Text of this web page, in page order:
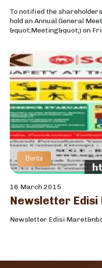
To notified the
hold an Annual General
&quot;Meeting&quot;) on
Berita
16 March 2015
Newsletter
Newsletter Edisi